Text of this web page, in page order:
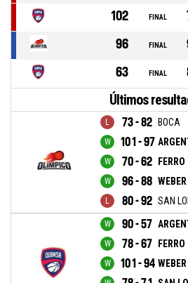
102 FINAL
96
FINAL
63
FINAL
Últimos
73 - 82 BOCA
101 - 97
70 - 62 FERRO
96 - 88
80 - 92 SAN
90 - 57
78 - 67 FERRO
101 - 94